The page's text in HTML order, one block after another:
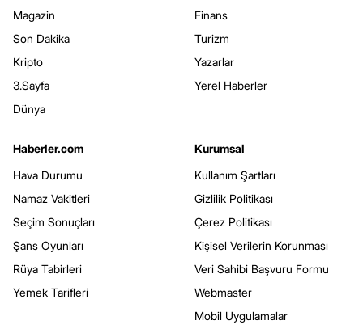
Magazin
Son Dakika
Kripto
3.Sayfa
Dünya
Finans
Turizm
Yazarlar
Yerel Haberler
Haberler.com
Hava Durumu
Namaz Vakitleri
Seçim Sonuçları
Şans Oyunları
Rüya Tabirleri
Yemek Tarifleri
Kurumsal
Kullanım Şartları
Gizlilik Politikası
Çerez Politikası
Kişisel Verilerin Korunması
Veri Sahibi Başvuru Formu
Webmaster
Mobil Uygulamalar